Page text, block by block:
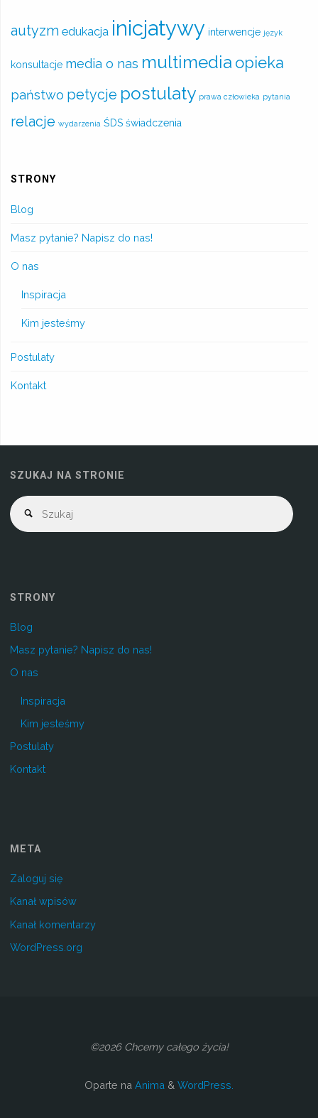
autyzm edukacja inicjatywy interwencje język
konsultacje media o nas multimedia opieka
państwo petycje postulaty prawa człowieka pytania
relacje wydarzenia ŚDS świadczenia
STRONY
Blog
Masz pytanie? Napisz do nas!
O nas
Inspiracja
Kim jesteśmy
Postulaty
Kontakt
SZUKAJ NA STRONIE
STRONY
Blog
Masz pytanie? Napisz do nas!
O nas
Inspiracja
Kim jesteśmy
Postulaty
Kontakt
META
Zaloguj się
Kanał wpisów
Kanał komentarzy
WordPress.org
©2026 Chcemy całego życia!
Oparte na Anima & WordPress.